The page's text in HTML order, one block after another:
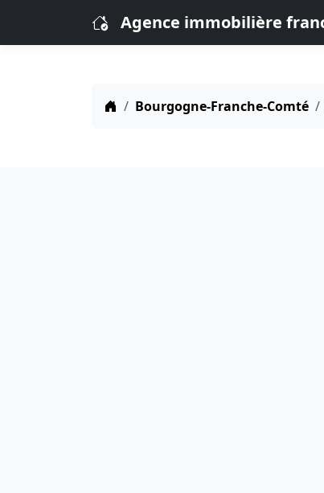
Agence immobilière
Bourgogne-Franche-Comté